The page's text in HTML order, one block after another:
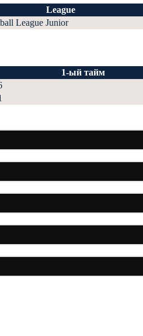
League
League Junior
1-ый тайм